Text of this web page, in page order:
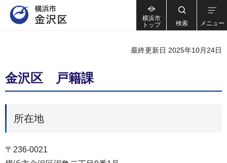
横浜市
トップ
検索 メニュー
最終更新日 2025年10月24日
金沢区 戸籍課
所在地
〒236-0021